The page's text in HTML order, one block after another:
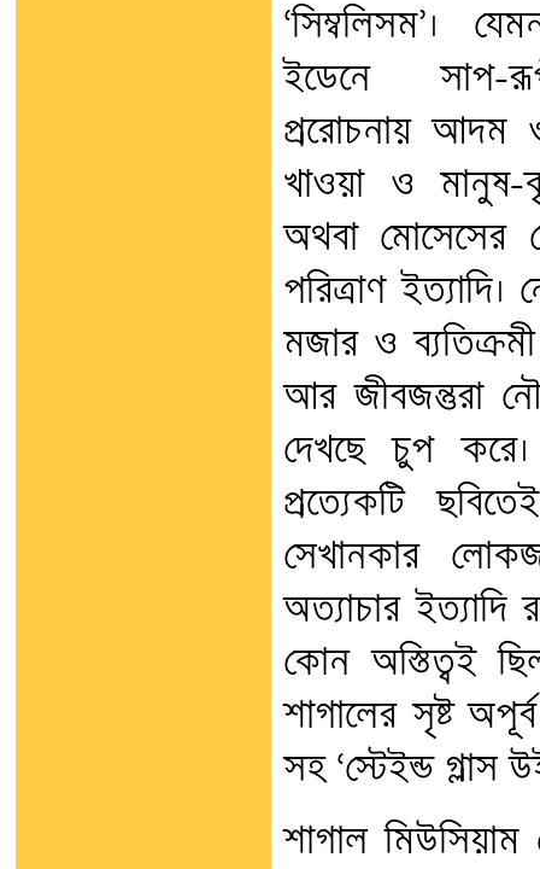
‘সিম্বলিসম’।
ইডেনে সাপ-
প্ররোচনায়
খাওয়া ও
অথবা মোসেসের
পরিত্রাণ
মজার ও
আর জীবজন্তুরা
দেখছে চুপ
প্রত্যেকটি
সেখানকার
অত্যাচার
কোন অস্তিত্বই
শাগালের সৃষ্ট
সহ ‘স্টেইন্ড গ্লাস
শাগাল